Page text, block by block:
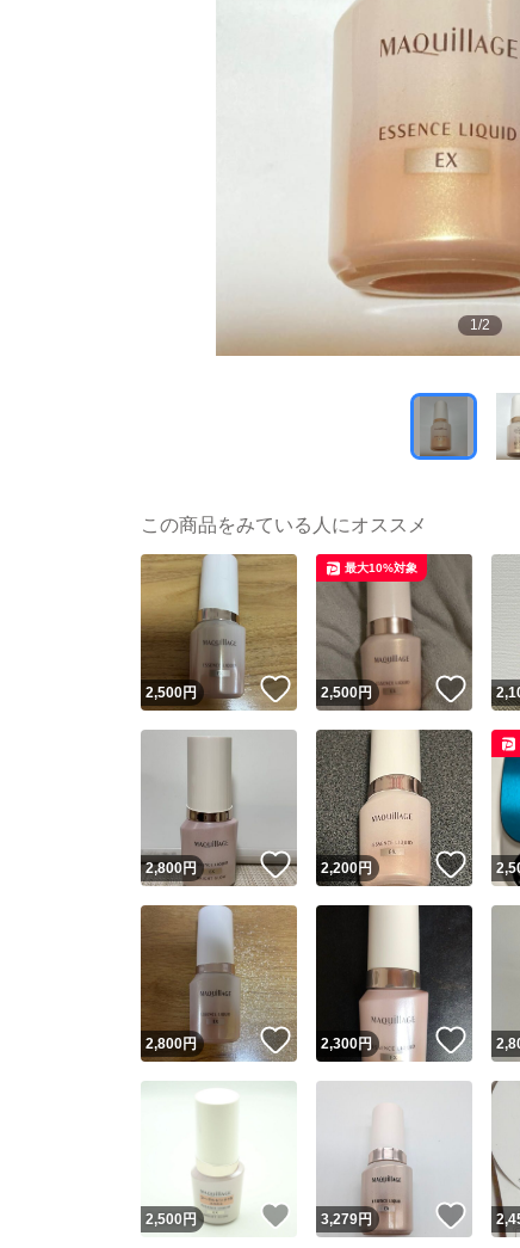
1/2
この商品をみている人にオススメ
2,500円 いいね！
2,500円 いい
最大10%対象
2,800円 いいね！
2,200円 いい
2,800円 いいね！
2,300円 いい
2,500 円 いいね！
3,279円 いい